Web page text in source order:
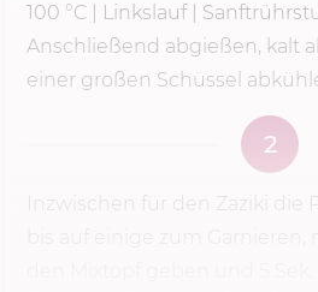
100 °C | Linkslauf |
Anschließend abgießen, kalt
einer großen Schüssel
2
Inzwischen für den Zaziki die